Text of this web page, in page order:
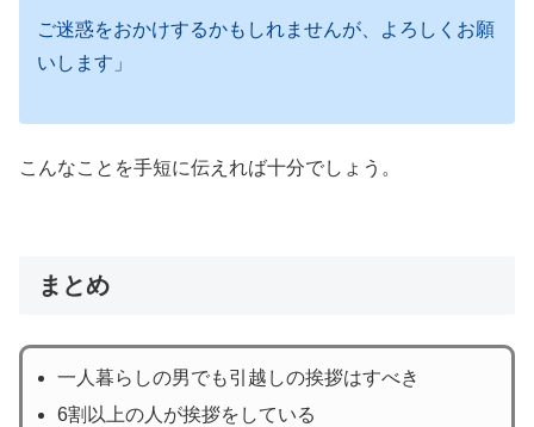
ご迷惑をおかけするかもしれませんが、よろしくお願
いします」
こんなことを手短に伝えれば十分でしょう。
まとめ
一人暮らしの男でも引越しの挨拶はすべき
6割以上の人が挨拶をしている